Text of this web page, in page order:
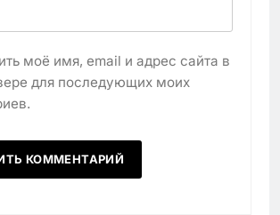
моё имя, email и адрес сайта в
для последующих моих